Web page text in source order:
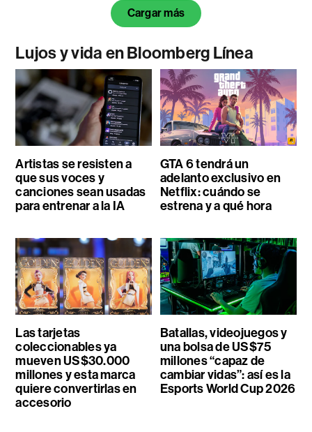
Cargar más
Lujos y vida en Bloomberg Línea
Artistas se resisten a
que sus voces y
canciones sean usadas
para entrenar a la IA
GTA 6 tendrá un
adelanto exclusivo en
Netflix: cuándo se
estrena y a qué hora
Las tarjetas
coleccionables ya
mueven US$30.000
millones y esta marca
quiere convertirlas en
accesorio
Batallas, videojuegos y
una bolsa de US$75
millones “capaz de
cambiar vidas”: así es la
Esports World Cup 2026